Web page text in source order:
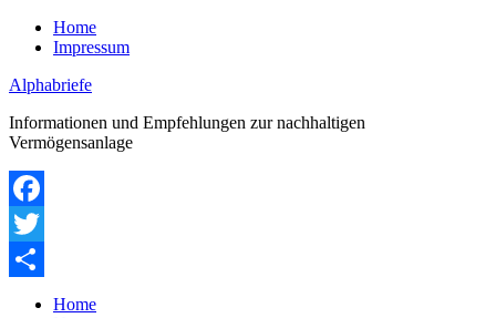
Zum
Inhalt
Home
Impressum
Alphabriefe
Informationen und Empfehlungen zur nachhaltigen
Vermögensanlage
Facebook
Twitter
Home